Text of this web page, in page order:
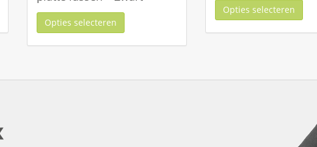
Opties selecteren
Opties selecteren